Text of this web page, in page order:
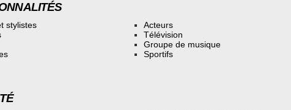
stylistes
Acteurs
Télévision
Groupe de musique
Sportifs